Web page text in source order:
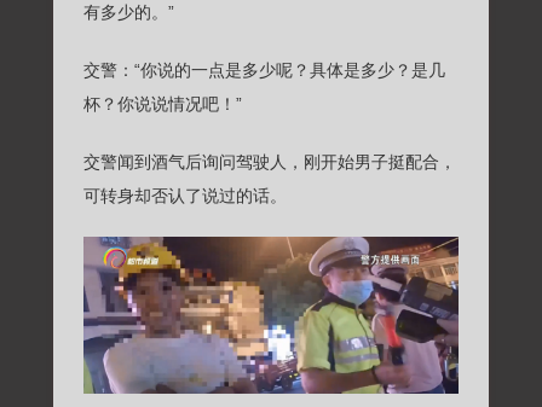
有多少的。”
交警：“你说的一点是多少呢？具体是多少？是几
杯？你说说情况吧！”
交警闻到酒气后询问驾驶人，刚开始男子挺配合，
可转身却否认了说过的话。